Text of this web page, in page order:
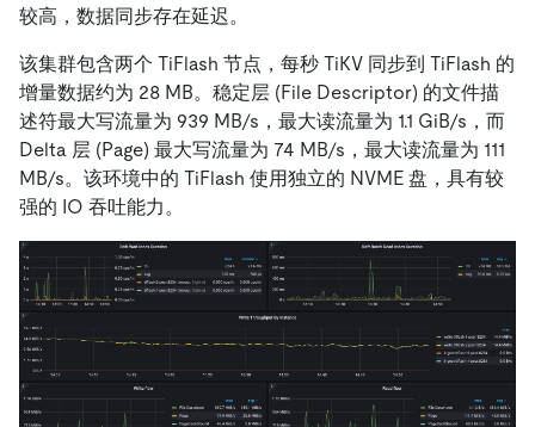
较高，数据同步存在延迟。
该集群包含两个 TiFlash 节点，每秒 TiKV 同步到 TiFlash 的
增量数据约为 28 MB。稳定层 (File Descriptor) 的文件描
述符最大写流量为 939 MB/s，最大读流量为 1.1 GiB/s，而
Delta 层 (Page) 最大写流量为 74 MB/s，最大读流量为 111
MB/s。该环境中的 TiFlash 使用独立的 NVME 盘，具有较
强的 IO 吞吐能力。